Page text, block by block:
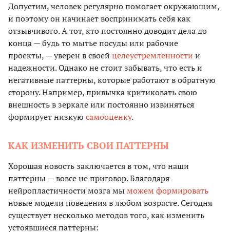
Допустим, человек регулярно помогает окружающим,
и поэтому он начинает воспринимать себя как
отзывчивого. А тот, кто постоянно доводит дела до
конца — будь то мытье посуды или рабочие
проекты, — уверен в своей целеустремленности и
надежности. Однако не стоит забывать, что есть и
негативные паттерны, которые работают в обратную
сторону. Например, привычка критиковать свою
внешность в зеркале или постоянно извиняться
формирует низкую самооценку.
КАК ИЗМЕНИТЬ СВОИ ПАТТЕРНЫ
Хорошая новость заключается в том, что наши
паттерны — вовсе не приговор. Благодаря
нейропластичности мозга мыможем формировать
новые модели поведения в любом возрасте. Сегодня
существует несколько методов того, как изменить
устоявшиеся паттерны: